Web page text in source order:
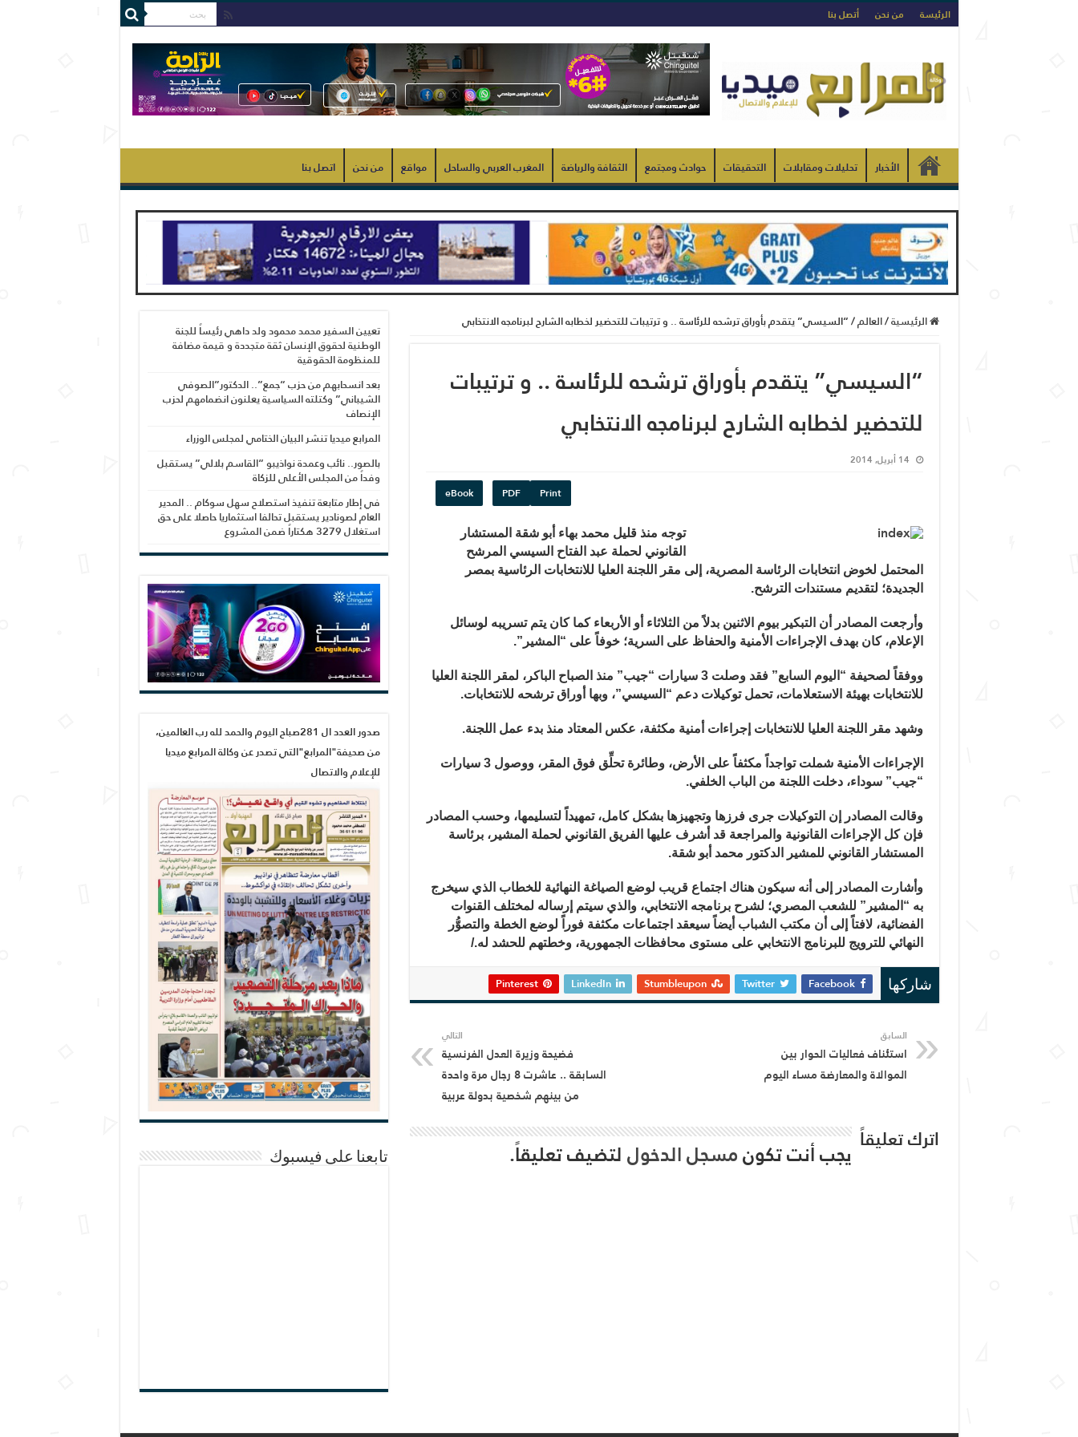
الرئيسة من نحن أتصل بنا
الأخبار تحليلات ومقابلات التحقيقات حوادث ومجتمع الثقافة والرياضة المغرب العربي والساحل مواقع من نحن اتصل بنا
الرئيسية/العالم/“السيسي” يتقدم بأوراق ترشحه للرئاسة .. و ترتيبات للتحضير لخطابه الشارح لبرنامجه الانتخابي
“السيسي” يتقدم بأوراق ترشحه للرئاسة .. و ترتيبات
للتحضير لخطابه الشارح لبرنامجه الانتخابي
14 أبريل, 2014
Print
PDF
eBook
توجه منذ قليل محمد بهاء أبو شقة المستشار
القانوني لحملة عبد الفتاح السيسي المرشح
المحتمل لخوض انتخابات الرئاسة المصرية، إلى مقر اللجنة العليا للانتخابات الرئاسية بمصر
الجديدة؛ لتقديم مستندات الترشح.
وأرجعت المصادر أن التبكير بيوم الاثنين بدلاً من الثلاثاء أو الأربعاء كما كان يتم تسريبه لوسائل
الإعلام، كان بهدف الإجراءات الأمنية والحفاظ على السرية؛ خوفاً على “المشير”.
ووفقاً لصحيفة “اليوم السابع” فقد وصلت 3 سيارات “جيب” منذ الصباح الباكر، لمقر اللجنة العليا
للانتخابات بهيئة الاستعلامات، تحمل توكيلات دعم “السيسي”، وبها أوراق ترشحه للانتخابات.
وشهد مقر اللجنة العليا للانتخابات إجراءات أمنية مكثفة، عكس المعتاد منذ بدء عمل اللجنة.
الإجراءات الأمنية شملت تواجداً مكثفاً على الأرض، وطائرة تحلِّق فوق المقر، ووصول 3 سيارات
“جيب” سوداء، دخلت اللجنة من الباب الخلفي.
وقالت المصادر إن التوكيلات جرى فرزها وتجهيزها بشكل كامل، تمهيداً لتسليمها، وحسب المصادر
فإن كل الإجراءات القانونية والمراجعة قد أشرف عليها الفريق القانوني لحملة المشير، برئاسة
المستشار القانوني للمشير الدكتور محمد أبو شقة.
وأشارت المصادر إلى أنه سيكون هناك اجتماع قريب لوضع الصياغة النهائية للخطاب الذي سيخرج
به “المشير” للشعب المصري؛ لشرح برنامجه الانتخابي، والذي سيتم إرساله لمختلف القنوات
الفضائية، لافتاً إلى أن مكتب الشباب أيضاً سيعقد اجتماعات مكثفة فوراً لوضع الخطة والتصوُّر
النهائي للترويج للبرنامج الانتخابي على مستوى محافظات الجمهورية، وخطتهم للحشد له./
شاركها Facebook
Twitter
Stumbleupon
LinkedIn
Pinterest
السابق
استئناف فعاليات الحوار بين
الموالاة والمعارضة مساء اليوم
التالي
فضيحة وزيرة العدل الفرنسية
السابقة .. عاشرت 8 رجال مرة واحدة
من بينهم شخصية بدولة عربية
اترك تعليقاً يجب أنت تكونمسجل الدخوللتضيف تعليقاً.
تعيين السفير محمد محمود ولد داهي رئيساً للجنة
الوطنية لحقوق الإنسان ثقة متجددة و قيمة مضافة
للمنظومة الحقوقية
بعد انسحابهم من حزب “جمع”.. الدكتور”الصوفي
الشيباني” وكتلته السياسية يعلنون انضمامهم لحزب
الإنصاف
المرابع ميديا تنشر البيان الختامي لمجلس الوزراء
بالصور.. نائب وعمدة نواذيبو “القاسم بلالي” يستقبل
وفداً من المجلس الأعلى للزكاة
في إطار متابعة تنفيذ استصلاح سهل سوكام .. المدير
العام لصونادير يستقبل تحالفا استثماريا حاصلا على حق
استغلال 3279 هكتاراً ضمن المشروع
صدور العدد ال 281صباح اليوم والحمد لله رب العالمين،
من صحيفة"المرابع"التي تصدر عن وكالة المرابع ميديا
للإعلام والاتصال
تابعنا على فيسبوك